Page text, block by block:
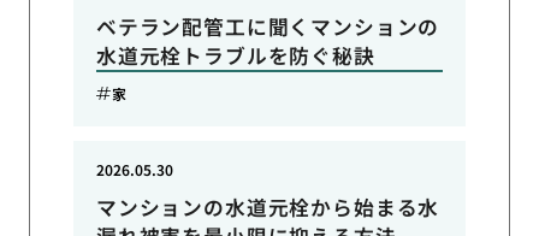
ベテラン配管工に聞くマンションの
水道元栓トラブルを防ぐ秘訣
家
マンションの水道元栓から始まる水
2026.05.30